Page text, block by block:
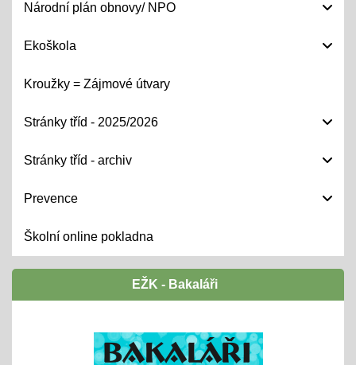
Národní plán obnovy/ NPO
Ekoškola
Kroužky = Zájmové útvary
Stránky tříd - 2025/2026
Stránky tříd - archiv
Prevence
Školní online pokladna
EŽK - Bakaláři